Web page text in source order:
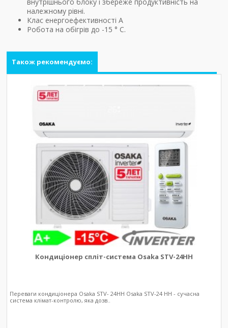
належному рівні.
Клас енергоефективності А
Робота на обігрів до -15 ° С.
Також рекомендуємо:
Кондиціонер спліт-система Osaka STV-24HH
Переваги кондиціонера Osaka STV- 24HH Osaka STV-24 HH - сучасна
система клімат-контролю, яка дозв..